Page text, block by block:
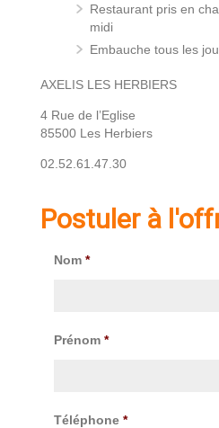
Restaurant pris en
midi
Embauche tous les
AXELIS LES HERBIERS
4 Rue de l’Eglise
85500 Les Herbiers
02.52.61.47.30
Postuler à
Nom *
Prénom *
Téléphone *